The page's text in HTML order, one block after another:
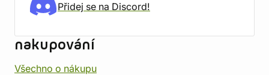
Přidej se na Discord!
nakupování
Všechno o nákupu